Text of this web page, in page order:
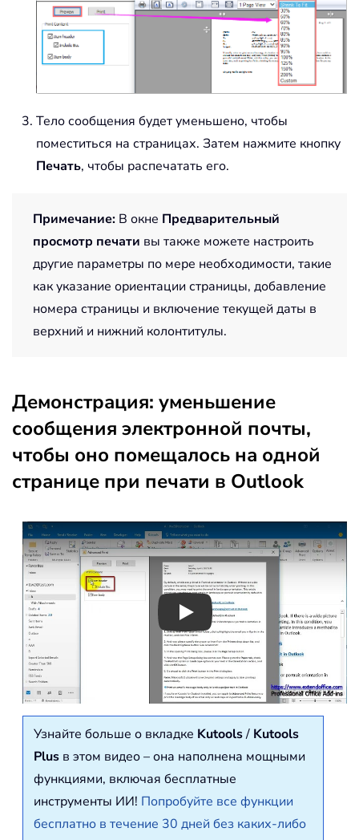
Тело сообщения будет уменьшено, чтобы
поместиться на страницах. Затем нажмите кнопку
Печать, чтобы распечатать его.
Примечание: В окне Предварительный
просмотр печати вы также можете настроить
другие параметры по мере необходимости, такие
как указание ориентации страницы, добавление
номера страницы и включение текущей даты в
верхний и нижний колонтитулы.
Демонстрация: уменьшение
сообщения электронной почты,
чтобы оно помещалось на одной
странице при печати в Outlook
Play
Узнайте больше о вкладке Kutools/ Kutools
Plus в этом видео – она наполнена мощными
функциями, включая бесплатные
инструменты ИИ! Попробуйте все функции
бесплатно в течение 30 дней без каких-либо